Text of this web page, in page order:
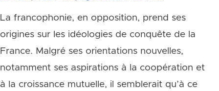
La francophonie, en opposition, prend ses
origines sur les idéologies de conquête de la
France. Malgré ses orientations nouvelles,
notamment ses aspirations à la coopération et
à la croissance mutuelle, il semblerait qu’à ce